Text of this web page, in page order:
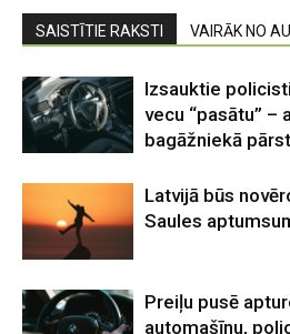
SAISTĪTIE RAKSTI VAIRĀK NO
Izsauktie
vecu “pasātu” –
bagāžniekā
Latvijā būs
Saules
Preiļu pusē
automašīnu,